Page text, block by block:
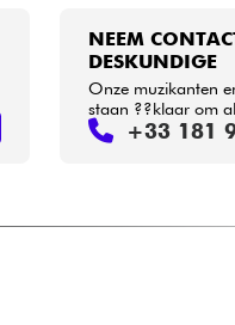
NEEM
DESKUNDIGE
Onze muzikanten
staan ??klaar om
+33 181